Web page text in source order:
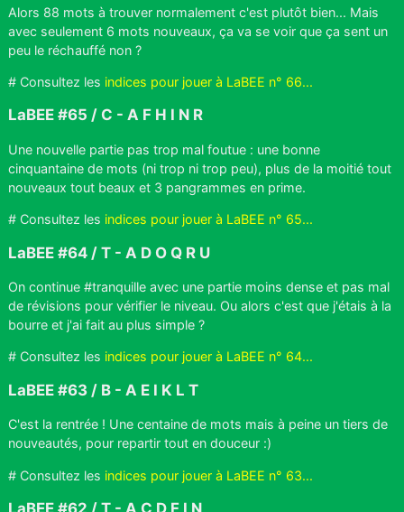
Alors 88 mots à trouver normalement c'est plutôt bien... Mais
avec seulement 6 mots nouveaux, ça va se voir que ça sent un
peu le réchauffé non ?
# Consultez les indices pour jouer à LaBEE n° 66...
LaBEE #65 / C - A F H I N R
Une nouvelle partie pas trop mal foutue : une bonne
cinquantaine de mots (ni trop ni trop peu), plus de la moitié tout
nouveaux tout beaux et 3 pangrammes en prime.
# Consultez les indices pour jouer à LaBEE n° 65...
LaBEE #64 / T - A D O Q R U
On continue #tranquille avec une partie moins dense et pas mal
de révisions pour vérifier le niveau. Ou alors c'est que j'étais à la
bourre et j'ai fait au plus simple ?
# Consultez les indices pour jouer à LaBEE n° 64...
LaBEE #63 / B - A E I K L T
C'est la rentrée ! Une centaine de mots mais à peine un tiers de
nouveautés, pour repartir tout en douceur :)
# Consultez les indices pour jouer à LaBEE n° 63...
LaBEE #62 / T - A C D F I N